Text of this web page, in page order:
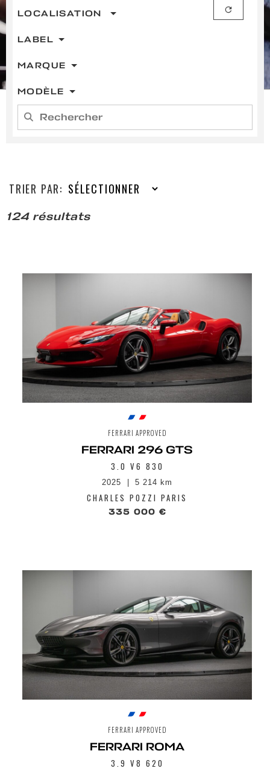
LOCALISATION
LABEL
MARQUE
MODÈLE
TRIER PAR:
124 résultats
FERRARI APPROVED
FERRARI 296 GTS
3.0 V6 830
2025 5 214 km
CHARLES POZZI PARIS
335 000 €
FERRARI APPROVED
FERRARI ROMA
3.9 V8 620